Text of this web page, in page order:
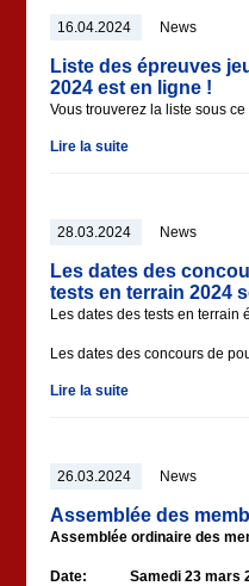
16.04.2024 News
Liste des épreuves
2024 est en ligne !
Vous trouverez la liste sous ce
Lire la suite
28.03.2024 News
Les dates des
tests en terrain 2024
Les dates des tests en
Les dates des concours de
Lire la suite
26.03.2024 News
Assemblée des
Assemblée ordinaire des
Date: Samedi 23 mars